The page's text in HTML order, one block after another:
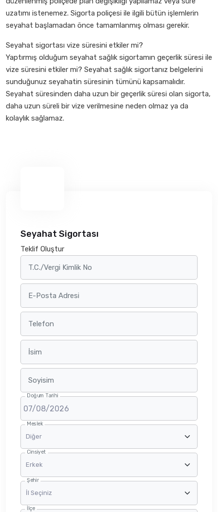
uzatımı istenemez. Sigorta poliçesi ile ilgili bütün işlemlerin
seyahat başlamadan önce tamamlanmış olması gerekir.
Seyahat sigortası vize süresini etkiler mi?
Yaptırmış olduğum seyahat sağlık sigortamın geçerlik süresi ile
vize süresini etkiler mi? Seyahat sağlık sigortanız belgelerini
sunduğunuz seyahatin süresinin tümünü kapsamalıdır.
Seyahat süresinden daha uzun bir geçerlik süresi olan sigorta,
daha uzun süreli bir vize verilmesine neden olmaz ya da
kolaylık sağlamaz.
Seyahat Sigortası
Teklif Oluştur
T.C./Vergi Kimlik No
E-Posta Adresi
Telefon
İsim
Soyisim
Doğum Tarihi
Meslek
Cinsiyet
Şehir
İlçe